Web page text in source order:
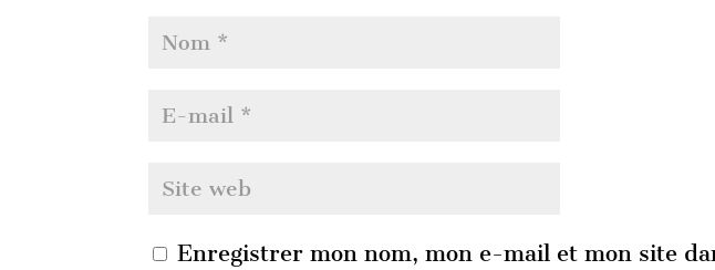
Enregistrer mon nom, mon e-mail et mon site